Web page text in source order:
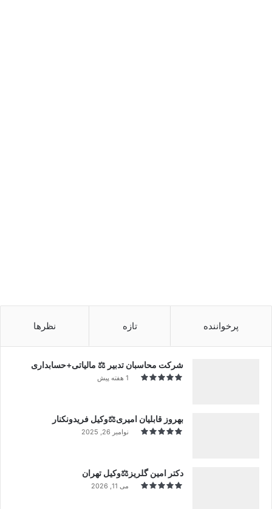
پرخواننده تازه نظرها
شرکت محاسبان تدبیر ⚖️ مالیاتی+حسابداری
1 هفته پیش
بهروز قابلیان امیری⚖️وکیل فریدونکنار
نوامبر 26, 2025
دکتر امین گلریز⚖️وکیل تهران
می 11, 2026